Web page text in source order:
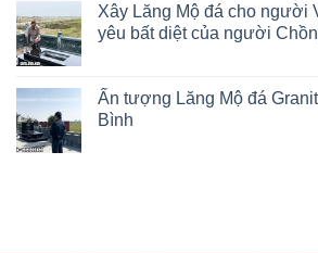
Xây Lăng Mộ đá cho người
yêu bất diệt của người
Ấn tượng Lăng Mộ đá
Bình